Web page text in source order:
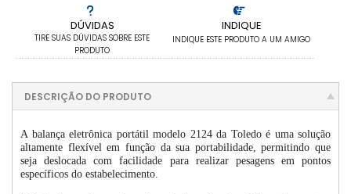
DÚVIDAS
TIRE SUAS DÚVIDAS SOBRE ESTE
PRODUTO
INDIQUE
INDIQUE ESTE PRODUTO A UM AMIGO
DESCRIÇÃO DO PRODUTO
A balança eletrônica portátil modelo 2124 da Toledo é uma solução
altamente flexível em função da sua portabilidade, permitindo que
seja deslocada com facilidade para realizar pesagens em pontos
específicos do estabelecimento.